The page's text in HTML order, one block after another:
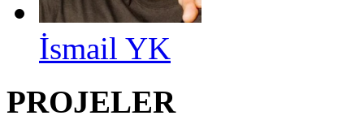
İsmail YK
PROJELER